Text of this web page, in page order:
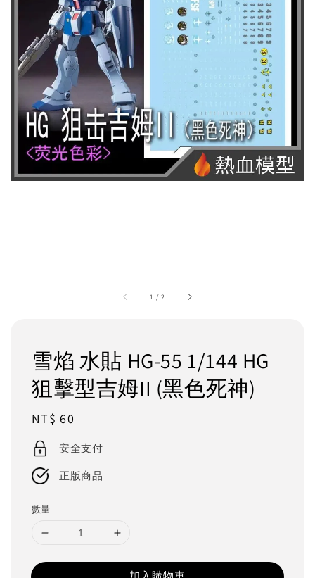
1 /2
雪焰 水貼 HG-55 1/144 HG
狙擊型吉姆II (黑色死神)
Regular
price
NT$ 60
安全支付
正版商品
數量